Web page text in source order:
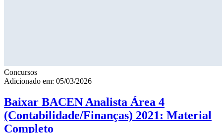
Concursos
Adicionado em: 05/03/2026
Baixar BACEN Analista Área 4
(Contabilidade/Finanças) 2021: Material
Completo